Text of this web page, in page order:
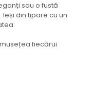
sau o fustă
din tipare cu un
fiecărui